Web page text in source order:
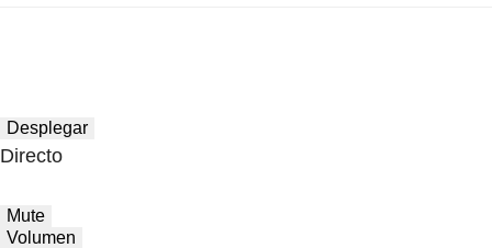
Desplegar
Directo
Mute
Volumen